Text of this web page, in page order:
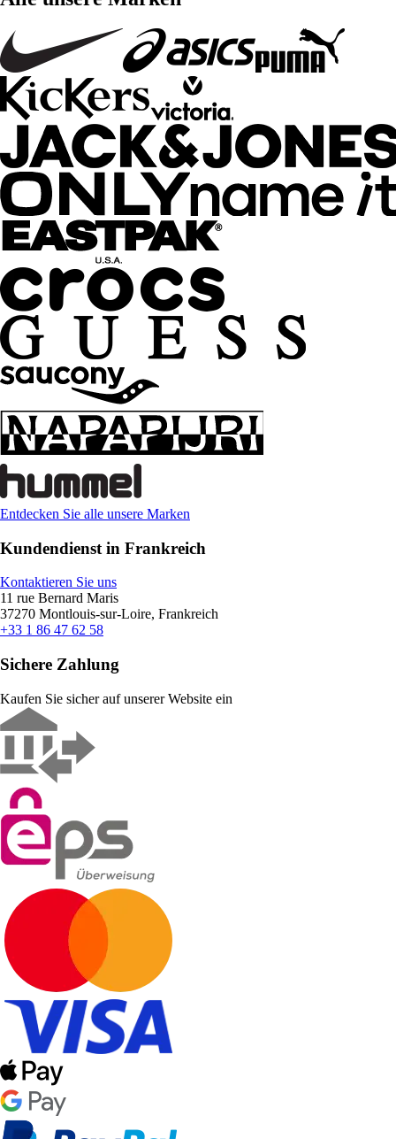
Entdecken Sie alle unsere Marken
Kundendienst in Frankreich
Kontaktieren Sie uns
11 rue Bernard Maris
37270 Montlouis-sur-Loire, Frankreich
+33 1 86 47 62 58
Sichere Zahlung
Kaufen Sie sicher auf unserer Website ein